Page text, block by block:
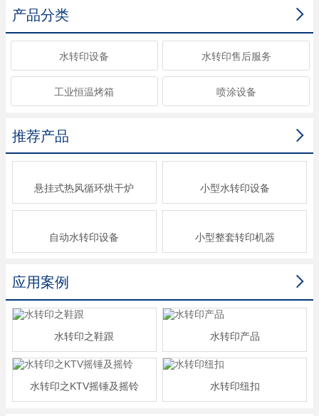

产品分类
水转印设备 水转印售后服务
工业恒温烤箱 喷涂设备

推荐产品
悬挂式热风循环烘干炉 小型水转印设备
自动水转印设备 小型整套转印机器

应用案例
水转印之鞋跟 水转印产品
水转印之KTV摇锤及摇铃 水转印纽扣